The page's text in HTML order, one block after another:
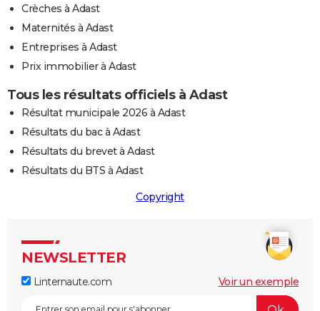
Crèches à Adast
Maternités à Adast
Entreprises à Adast
Prix immobilier à Adast
Tous les résultats officiels à Adast
Résultat municipale 2026 à Adast
Résultats du bac à Adast
Résultats du brevet à Adast
Résultats du BTS à Adast
Copyright
NEWSLETTER
Linternaute.com Voir un exemple